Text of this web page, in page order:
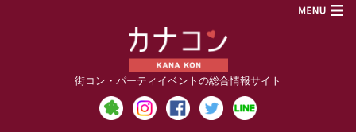
街コン・パーティイベントの総合情報サイト